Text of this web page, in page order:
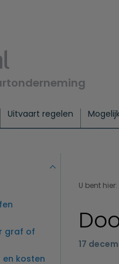
Uitvaart regelen
Basis
graf of
kosten
U bent hier:
17